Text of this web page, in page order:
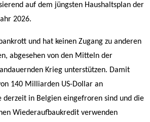
auf dem jüngsten Haushaltsplan der
2026.
und hat keinen Zugang zu anderen
abgesehen von den Mitteln der
Krieg unterstützen. Damit
140 Milliarden US-Dollar an
derzeit in Belgien eingefroren sind und die
Wiederaufbaukredit verwenden